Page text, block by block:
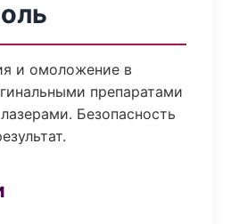
и омоложение в
препаратами
Безопасность